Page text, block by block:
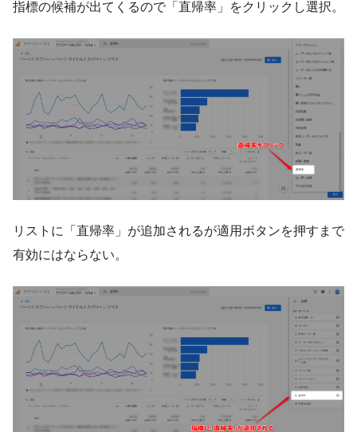
指標の候補が出てくるので「直帰率」をクリックし選択。
リストに「直帰率」が追加されるが適用ボタンを押すまで
有効にはならない。